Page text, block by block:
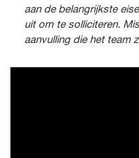
aan de belangrijkste
uit om te solliciteren.
aanvulling die het team